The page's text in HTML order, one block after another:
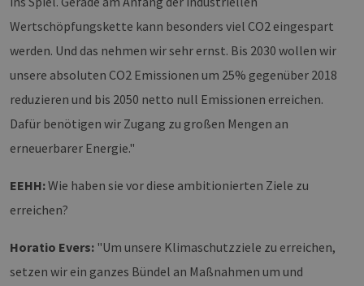
Wertschöpfungskette kann besonders viel CO2 eingespart
werden. Und das nehmen wir sehr ernst. Bis 2030 wollen wir
unsere absoluten CO2 Emissionen um 25% gegenüber 2018
reduzieren und bis 2050 netto null Emissionen erreichen.
Dafür benötigen wir Zugang zu großen Mengen an
erneuerbarer Energie."
EEHH:Wie haben sie vor diese ambitionierten Ziele zu
erreichen?
Horatio Evers: "Um unsere Klimaschutzziele zu erreichen,
setzen wir ein ganzes Bündel an Maßnahmen um und